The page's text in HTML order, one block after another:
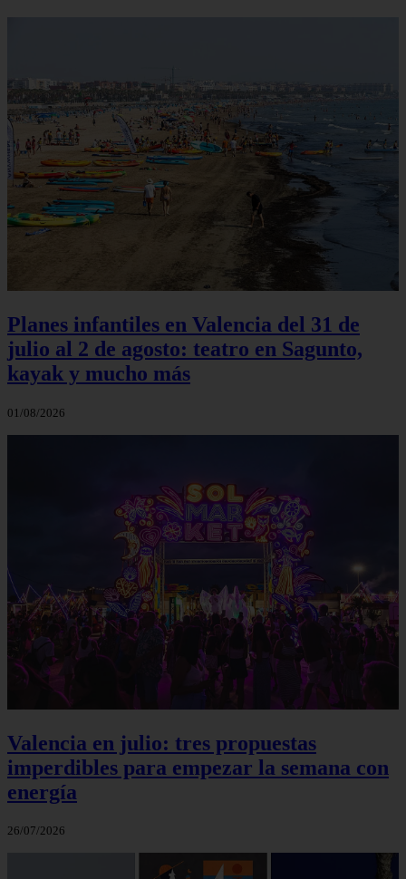
Planes infantiles en Valencia del 31 de
julio al 2 de agosto: teatro en Sagunto,
kayak y mucho más
01/08/2026
Valencia en julio: tres propuestas
imperdibles para empezar la semana con
energía
26/07/2026